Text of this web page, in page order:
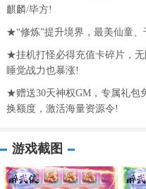
麒麟/毕方!
★“修炼”提升境界，最美仙童、
★挂机打怪必得充值卡碎片，
睡觉战力也暴涨!
★赠送30天神权GM，专属礼包
换额度，激活海量资源令!
游戏截图